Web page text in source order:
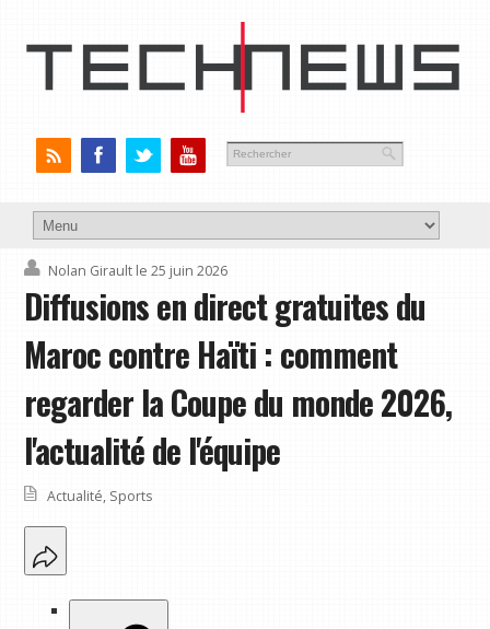
Nolan Girault le 25 juin 2026
Diffusions en direct gratuites du
Maroc contre Haïti : comment
regarder la Coupe du monde 2026,
l'actualité de l'équipe
Actualité, Sports